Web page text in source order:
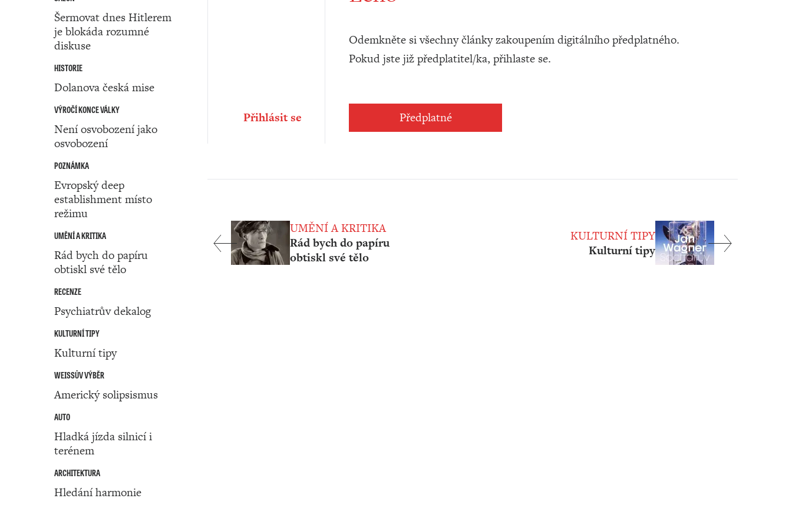
Šermovat dnes Hitlerem
je blokáda rozumné
diskuse
HISTORIE
Dolanova česká mise
VÝROČÍ KONCE VÁLKY
Není osvobození jako
osvobození
POZNÁMKA
Evropský deep
establishment místo
režimu
UMĚNÍ A KRITIKA
Rád bych do papíru
obtiskl své tělo
RECENZE
Psychiatrův dekalog
KULTURNÍ TIPY
Kulturní tipy
WEISSŮV VÝBĚR
Americký solipsismus
AUTO
Hladká jízda silnicí i
terénem
ARCHITEKTURA
Hledání harmonie
Odemkněte si všechny články zakoupením digitálního předplatného.
Pokud jste již předplatitel/ka, přihlaste se.
Předplatné
Přihlásit se
KULTURNÍ TIPY
Kulturní tipy
UMĚNÍ A KRITIKA
Rád bych do papíru
obtiskl své tělo